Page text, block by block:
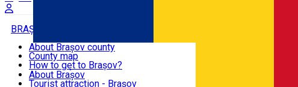
BRAȘOV COUNTY
BRAȘOV
EXPERIENCES
About Brașov county
County map
How to get to Brașov?
Tourist Information Centers
Tourist Guides
About Brașov
Tourist attraction - Brașov